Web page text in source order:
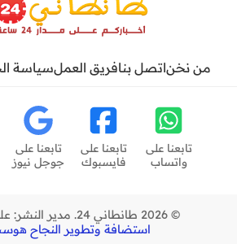
من نخناتصل بنافريق العملسياسة
تابعنا على
واتساب
تابعنا على
فايسبوك
تابعنا على
جوجل نيوز
© 2026 طانطاني 24. مدير النشر: علي اوس
استضافة وتطوير النجاح